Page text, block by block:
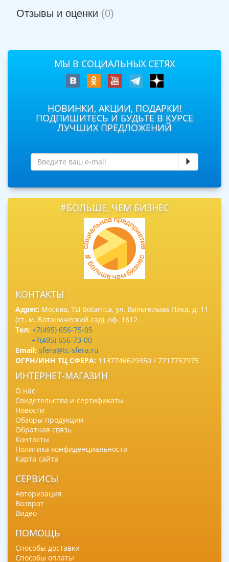
Отзывы и оценки (0)
МЫ В СОЦИАЛЬНЫХ СЕТЯХ
НОВИНКИ, АКЦИИ, ПОДАРКИ!
ПОДПИШИТЕСЬ И БУДЬТЕ В КУРСЕ
ЛУЧШИХ ПРЕДЛОЖЕНИЙ
#БОЛЬШЕ, ЧЕМ БИЗНЕС
КОНТАКТЫ
Адрес: Москва, ТЦ Botanica, ул. Вильгельма Пика, д. 11
(ст. м. Ботанический сад), оф. 1612.
Тел: +7(495) 656-75-05
+7(495) 656-73-00
Email: sfera@tc-sfera.ru
ОГРН/ИНН ТЦ СФЕРА: 1137746629350 / 7717757975
ИНТЕРНЕТ-МАГАЗИН
О нас
Свидетельства и сертификаты
Новости
Обзоры продукции
Обратная связь
Контакты
Политика конфиденциальности
Карта сайта
СЕРВИСЫ
Авторизация
Возврат
Видео
ПОМОЩЬ
Способы доставки
Способы оплаты